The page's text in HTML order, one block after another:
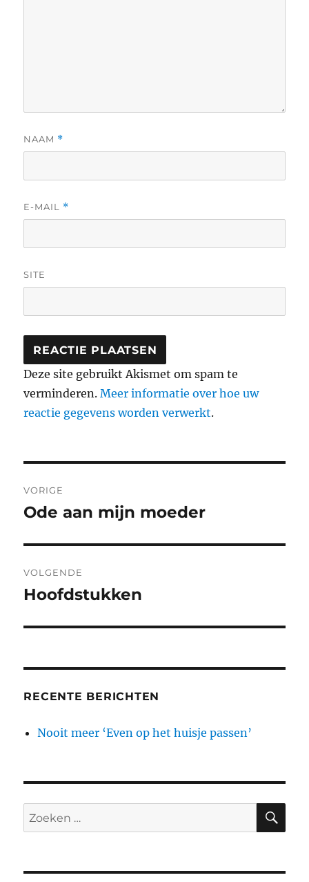
NAAM *
E-MAIL *
SITE
Deze site gebruikt Akismet om spam te
verminderen.Meer informatie over hoe uw
reactie gegevens worden verwerkt.
VORIGE
Vorig
Ode aan mijn moeder
VOLGENDE
Volgend
Hoofdstukken
RECENTE BERICHTEN
Nooit meer ‘Even op het huisje passen’
Zoeken
naar: